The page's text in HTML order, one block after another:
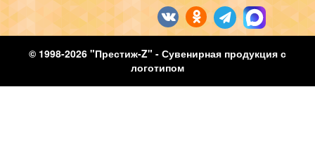
© 1998-2026 "Престиж-Z" - Сувенирная продукция с
логотипом